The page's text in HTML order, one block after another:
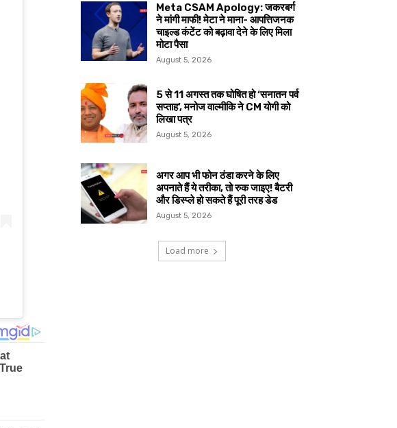
Meta CSAM Apology: जकरबर्ग
ने मांगी माफी! मेटा ने माना- आपत्तिजनक
चाइल्ड कंटेंट को बढ़ावा देने के लिए मिला
मोटा पैसा
August 5, 2026
5 से 11 अगस्त तक घोषित हो ‘सनातन पर्व
सप्ताह’, मनोज वाल्मीकि ने CM योगी को
लिखा पत्र
August 5, 2026
अगर आप भी फोन ठंडा करने के लिए
अपनाते हैं ये तरीका, तो रुक जाइए! बैटरी
और डिस्प्ले हो सकते हैं पूरी तरह डेड
August 5, 2026
Load more